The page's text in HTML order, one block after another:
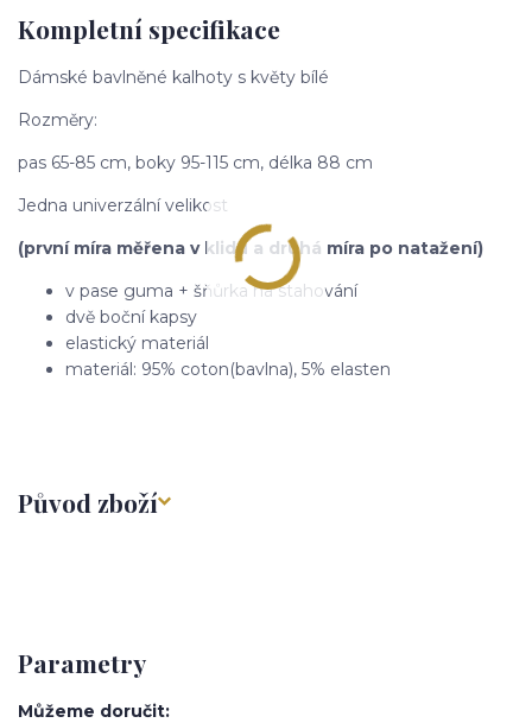
Kompletní specifikace
Dámské bavlněné kalhoty s květy bílé
Rozměry:
pas 65-85 cm, boky 95-115 cm, délka 88 cm
Jedna univerzální velikost
(první míra měřena v klidu a druhá míra po natažení)
v pase guma + šňůrka na stahování
dvě boční kapsy
elastický materiál
materiál: 95% coton(bavlna), 5% elasten
Původ zboží
Parametry
Můžeme doručit